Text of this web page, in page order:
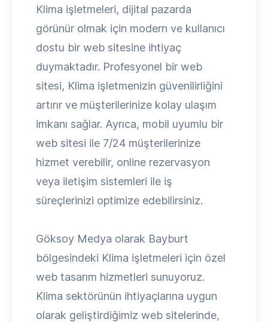
Klima işletmeleri, dijital pazarda
görünür olmak için modern ve kullanıcı
dostu bir web sitesine ihtiyaç
duymaktadır. Profesyonel bir web
sitesi, Klima işletmenizin güvenilirliğini
artırır ve müşterilerinize kolay ulaşım
imkanı sağlar. Ayrıca, mobil uyumlu bir
web sitesi ile 7/24 müşterilerinize
hizmet verebilir, online rezervasyon
veya iletişim sistemleri ile iş
süreçlerinizi optimize edebilirsiniz.
Göksoy Medya olarak Bayburt
bölgesindeki Klima işletmeleri için özel
web tasarım hizmetleri sunuyoruz.
Klima sektörünün ihtiyaçlarına uygun
olarak geliştirdiğimiz web sitelerinde,